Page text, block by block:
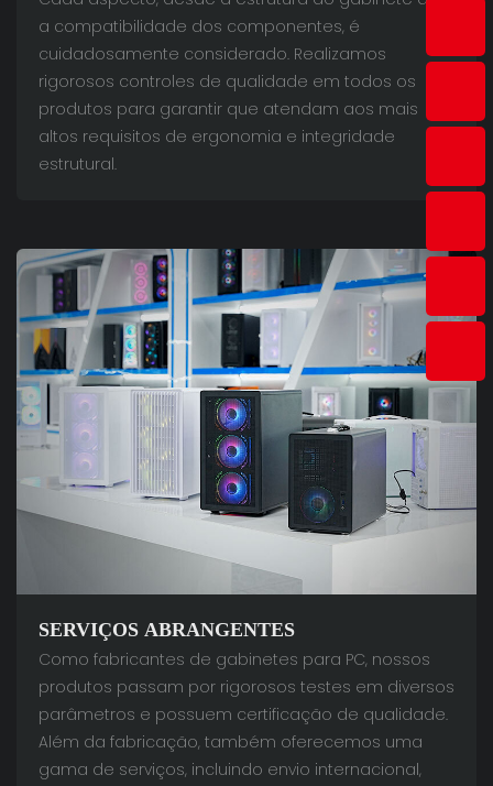
a compatibilidade dos componentes, é
cuidadosamente considerado. Realizamos
rigorosos controles de qualidade em todos os
produtos para garantir que atendam aos mais
altos requisitos de ergonomia e integridade
estrutural.
SERVIÇOS ABRANGENTES
Como fabricantes de gabinetes para PC, nossos
produtos passam por rigorosos testes em diversos
parâmetros e possuem certificação de qualidade.
Além da fabricação, também oferecemos uma
gama de serviços, incluindo envio internacional,